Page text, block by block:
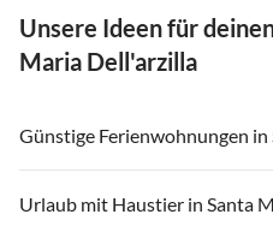
Unsere Ideen für
Maria Dell'arzilla
Günstige Ferienwohnungen
Urlaub mit Haustier in Santa